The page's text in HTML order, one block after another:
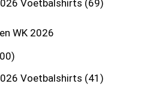
Voetbalshirts 69
WK 2026
Voetbalshirts 41